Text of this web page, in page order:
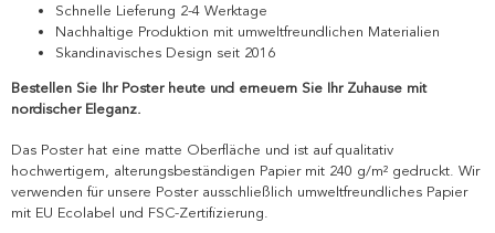
Schnelle Lieferung 2-4 Werktage
Nachhaltige Produktion mit umweltfreundlichen Materialien
Skandinavisches Design seit 2016
Bestellen Sie Ihr Poster heute und erneuern Sie Ihr Zuhause mit
nordischer Eleganz.
Das Poster hat eine matte Oberfläche und ist auf qualitativ
hochwertigem, alterungsbeständigen Papier mit 240 g/m² gedruckt. Wir
verwenden für unsere Poster ausschließlich umweltfreundliches Papier
mit EU Ecolabel und FSC-Zertifizierung.